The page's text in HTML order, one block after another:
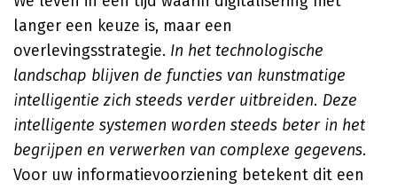
langer een keuze is, maar een
overlevingsstrategie. In het technologische
landschap blijven de functies van kunstmatige
intelligentie zich steeds verder uitbreiden. Deze
intelligente systemen worden steeds beter in het
begrijpen en verwerken van complexe gegevens.
Voor uw informatievoorziening betekent dit een